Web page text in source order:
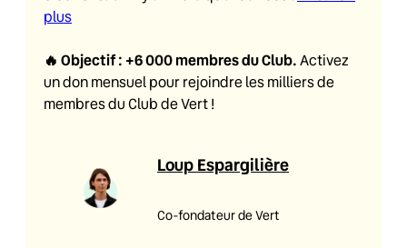
plus
🔥 Objectif : +6 000 membres du Club. Activez
un don mensuel pour rejoindre les milliers de
membres du Club de Vert !
Loup Espargilière
Co-fondateur de Vert